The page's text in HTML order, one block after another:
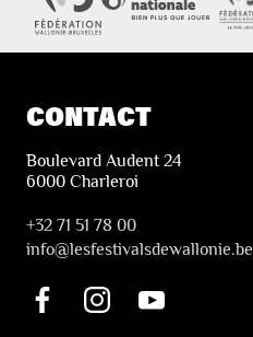
CONTACT
Boulevard Audent 24
6000 Charleroi
+32 71 51 78 00
info@lesfestivalsdewallonie.be